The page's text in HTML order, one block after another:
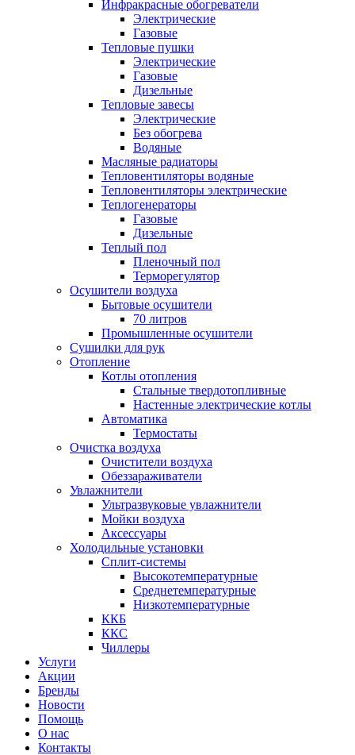
Инфракрасные обогреватели
Электрические
Газовые
Тепловые пушки
Электрические
Газовые
Дизельные
Тепловые завесы
Электрические
Без обогрева
Водяные
Масляные радиаторы
Тепловентиляторы водяные
Тепловентиляторы электрические
Теплогенераторы
Газовые
Дизельные
Теплый пол
Пленочный пол
Терморегулятор
Осушители воздуха
Бытовые осушители
70 литров
Промышленные осушители
Сушилки для рук
Отопление
Котлы отопления
Стальные твердотопливные
Настенные электрические котлы
Автоматика
Термостаты
Очистка воздуха
Очистители воздуха
Обеззараживатели
Увлажнители
Ультразвуковые увлажнители
Мойки воздуха
Аксессуары
Холодильные установки
Сплит-системы
Высокотемпературные
Среднетемпературные
Низкотемпературные
ККБ
ККС
Чиллеры
Услуги
Акции
Бренды
Новости
Помощь
О нас
Контакты